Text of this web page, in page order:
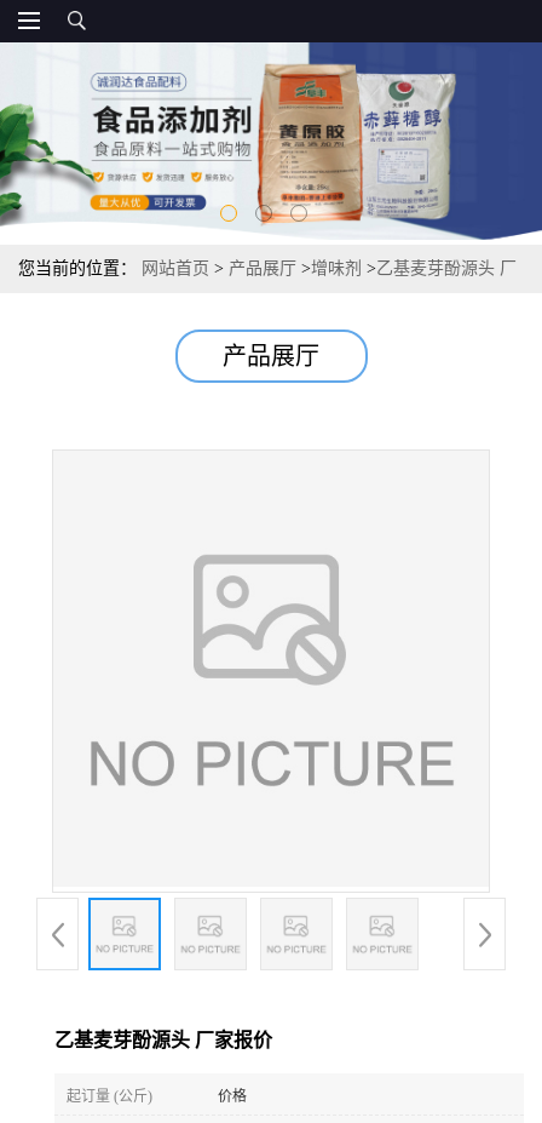
您当前的位置： 网站首页 > 产品展厅 >增味剂 >乙基麦芽酚源头 厂
产品展厅
乙基麦芽酚源头 厂家报价
起订量 (公斤) 价格